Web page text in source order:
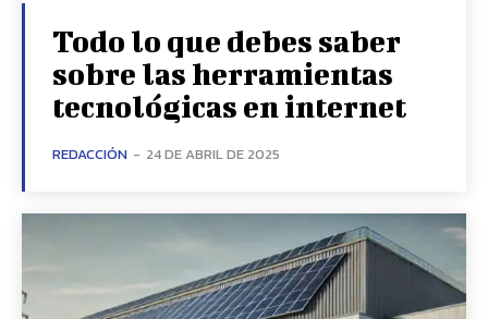
Todo lo que debes saber
sobre las herramientas
tecnológicas en internet
REDACCIÓN - 24 DE ABRIL DE 2025